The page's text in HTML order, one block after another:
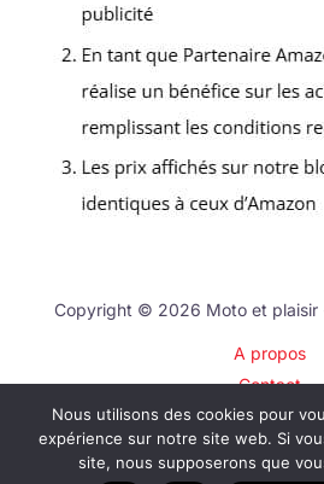
Copyright © 2026 Moto et plaisir
A propos
Contact
Plan du site
Mentions
Politique de
Nous utilisons des cookies pour
expérience sur notre site web. Si
site, nous supposerons que